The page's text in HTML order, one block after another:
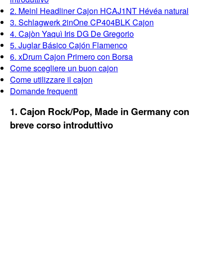
2. Meinl Headliner Cajon HCAJ1NT Hévéa natural
3. Schlagwerk 2inOne CP404BLK Cajon
4. Cajòn Yaquì Iris DG De Gregorio
5. Juglar Básico Cajón Flamenco
6. xDrum Cajon Primero con Borsa
Come scegliere un buon cajon
Come utilizzare il cajon
Domande frequenti
1. Cajon Rock/Pop, Made in Germany con
breve corso introduttivo